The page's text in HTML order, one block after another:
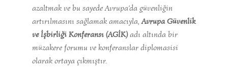
azaltmak ve bu sayede Avrupa’da güvenliğin
artırılmasını sağlamak amacıyla,Avrupa Güvenlik
ve İşbirliği Konferansı (AGİK)adı altında bir
müzakere forumu ve konferanslar diplomasisi
olarak ortaya çıkmıştır.